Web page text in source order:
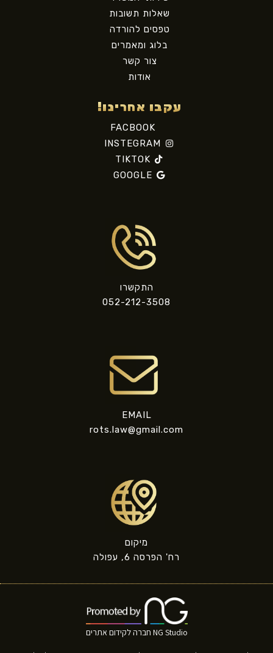
שאלות תשובות
טפסים להורדה
בלוג ומאמרים
צור קשר
אודות
עקבו אחרינו!
FACBOOK
INSTEGRAM
TIKTOK
GOOGLE
התקשרו
052-212-3508
EMAIL
rots.law@gmail.com
מיקום
רח' הפרסה 6, עפולה
NG Studio חברה לקידום אתרים